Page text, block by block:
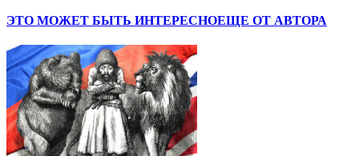
ЭТО МОЖЕТ БЫТЬ ИНТЕРЕСНОЕЩЕ ОТ АВТОРА